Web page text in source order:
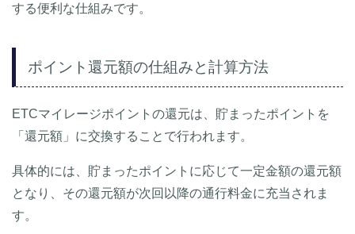
する便利な仕組みです。
ポイント還元額の仕組みと計算方法
ETCマイレージポイントの還元は、貯まったポイントを
「還元額」に交換することで行われます。
具体的には、貯まったポイントに応じて一定金額の還元額
となり、その還元額が次回以降の通行料金に充当されま
す。